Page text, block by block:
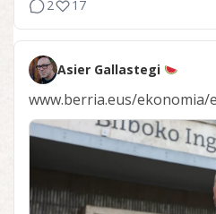
2
17
Asier Gallastegi
www.berria.eus/ekonomia/